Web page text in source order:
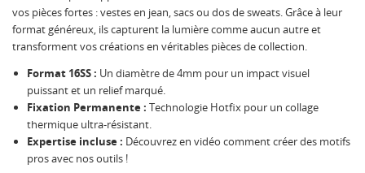
vos pièces fortes : vestes en jean, sacs ou dos de sweats. Grâce à leur
format généreux, ils capturent la lumière comme aucun autre et
transforment vos créations en véritables pièces de collection.
Format 16SS : Un diamètre de 4mm pour un impact visuel
puissant et un relief marqué.
Fixation Permanente : Technologie Hotfix pour un collage
thermique ultra-résistant.
Expertise incluse : Découvrez en vidéo comment créer des motifs
pros avec nos outils !